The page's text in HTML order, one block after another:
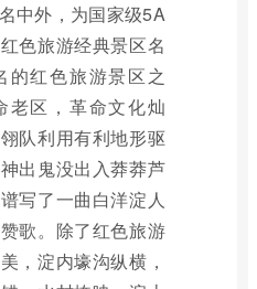
中外，为国家级5A
色旅游经典景区名
的红色旅游景区之
老区，革命文化灿
队利用有利地形驱
出鬼没出入莽莽芦
写了一曲白洋淀人
歌。除了红色旅游
，淀内壕沟纵横，